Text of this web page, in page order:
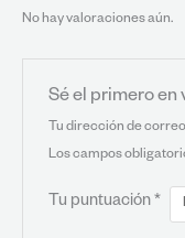
No hay valoraciones aún.
Sé el primero en
Tu dirección de
Los campos
Tu puntuación *